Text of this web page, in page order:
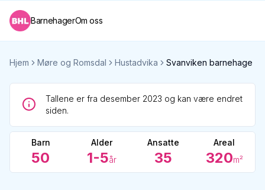
BarnehagerOm oss
Hjem Møre og Romsdal Hustadvika Svanviken barnehage
Tallene er fra desember 2023 og kan være endret
siden.
Barn
50
Alder
1-5år
Ansatte
35
Areal
320m²